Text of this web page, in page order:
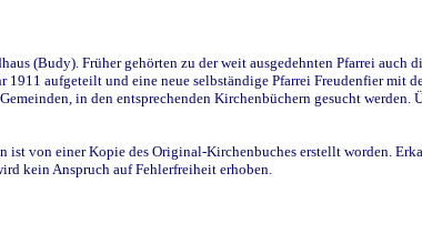
(Budy). Früher gehörten zu der weit ausgedehnten Pfarrei auch
aufgeteilt und eine neue selbständige Pfarrei Freudenfier mit
in den entsprechenden Kirchenbüchern gesucht werden.
von einer Kopie des Original-Kirchenbuches erstellt worden.
kein Anspruch auf Fehlerfreiheit erhoben.